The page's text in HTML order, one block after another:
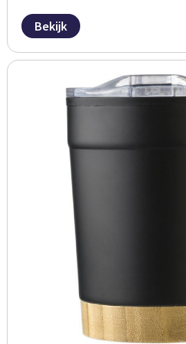
Bekijk